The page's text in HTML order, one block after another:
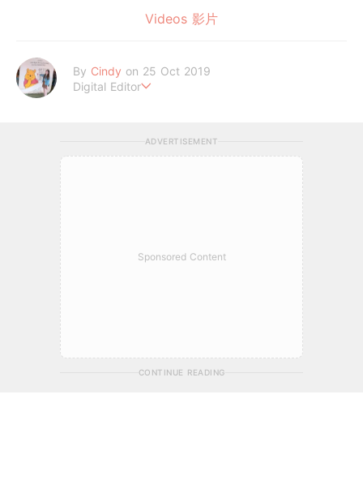
Videos 影片
By Cindy on 25 Oct 2019
Digital Editor
ADVERTISEMENT
Sponsored Content
CONTINUE READING